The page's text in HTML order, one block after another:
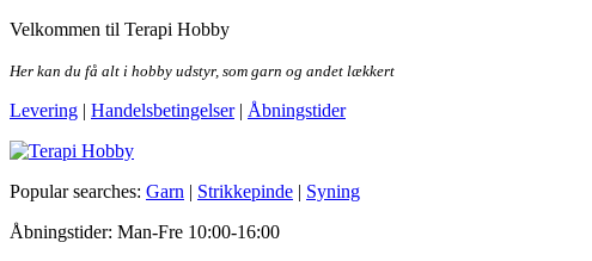
Skip
the
Velkommen til Terapi Hobby
Her kan du få alt i hobby udstyr, som garn og andet lækkert
Levering | Handelsbetingelser| Åbningstider
Terapi Hobby
Popular searches: Garn | Strikkepinde | Syning
Åbningstider: Man-Fre 10:00-16:00